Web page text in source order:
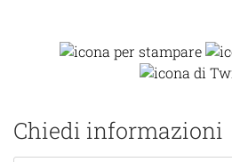
Chiedi informazioni